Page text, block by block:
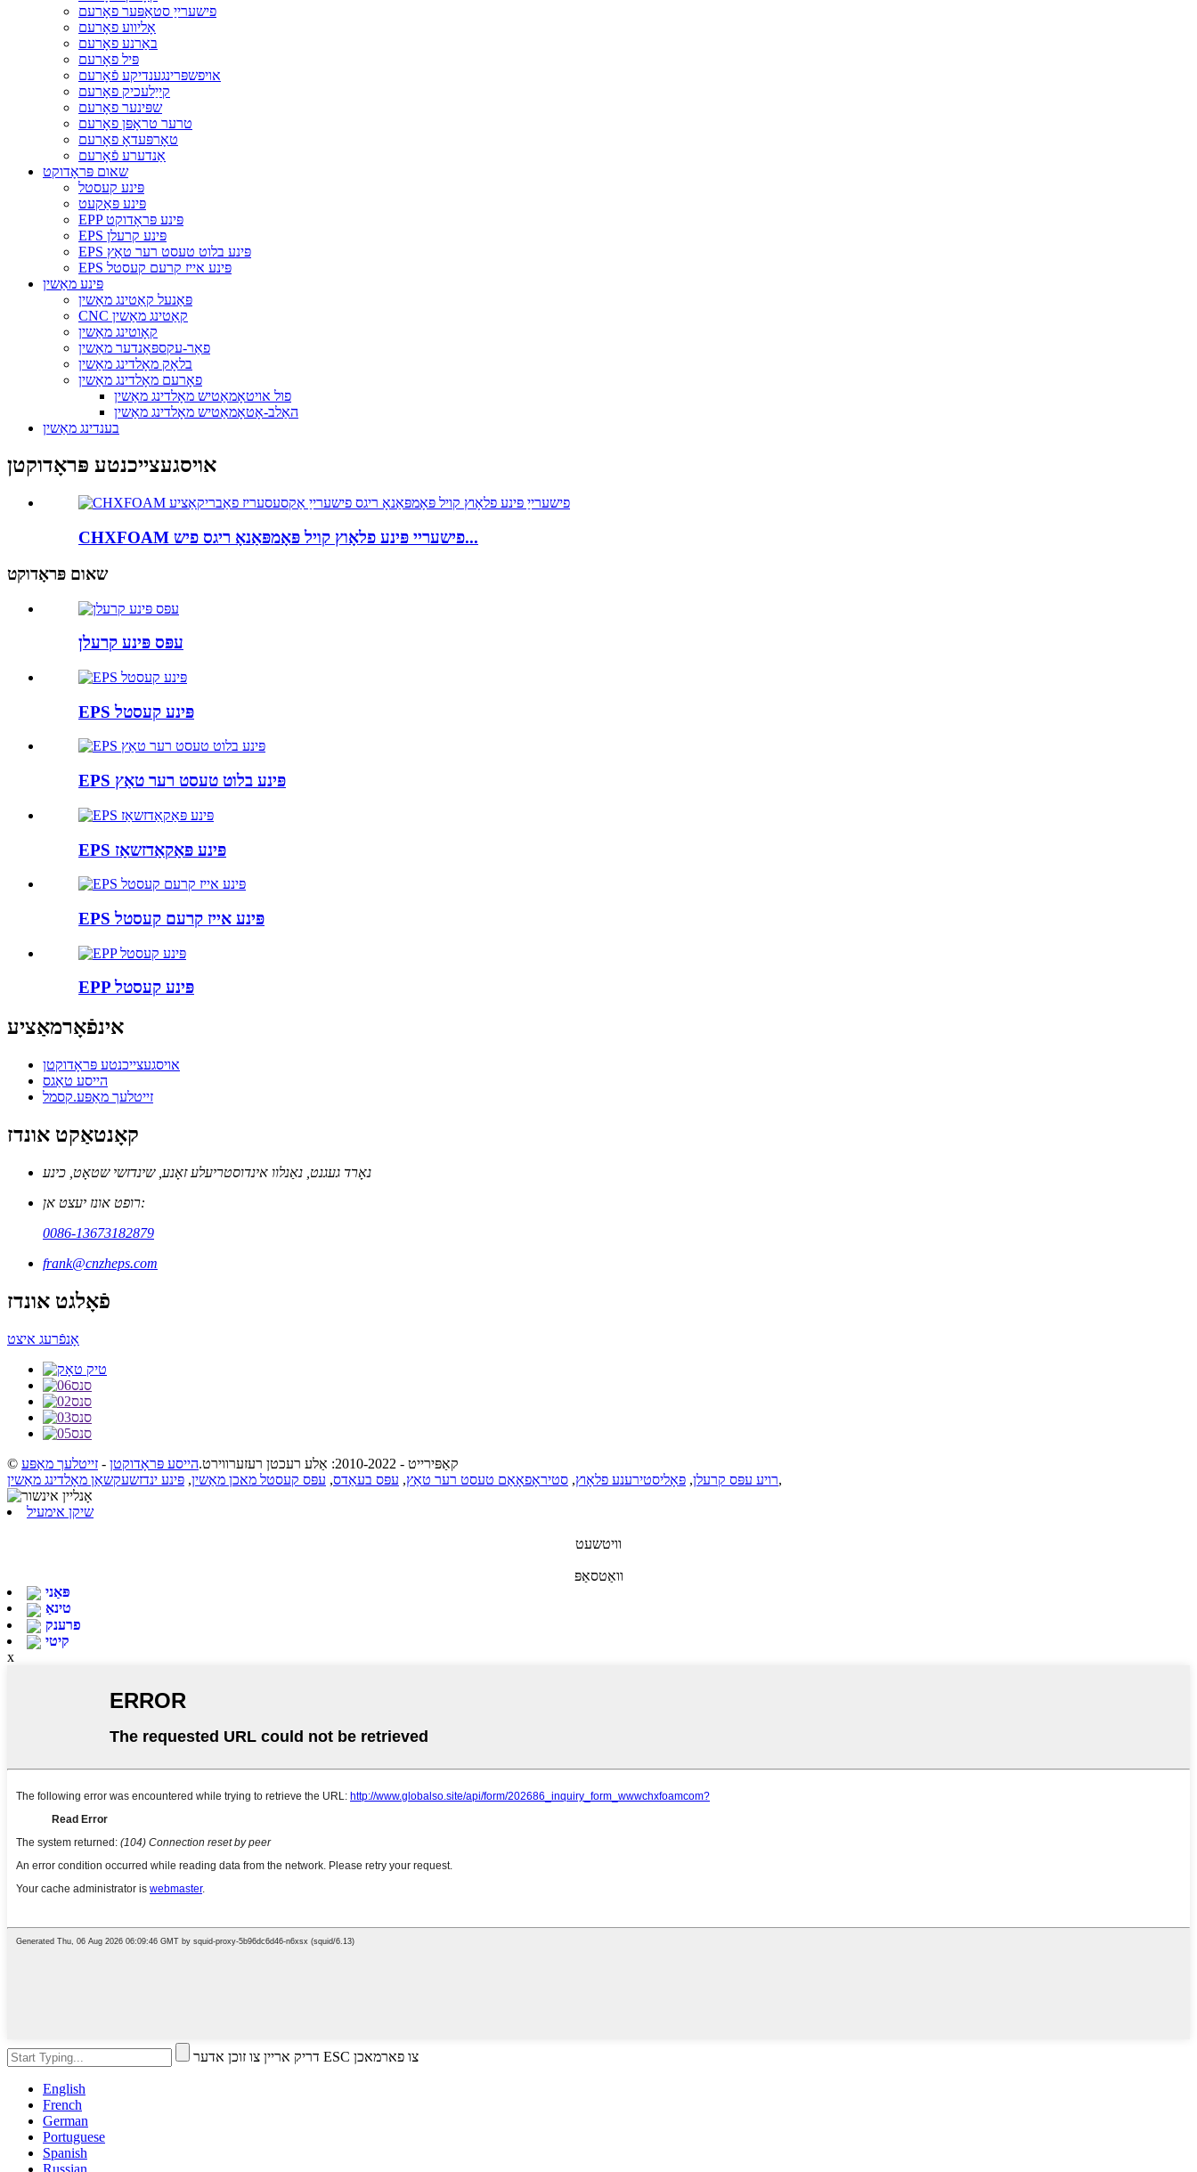
פישערייַ סטאַפּער פאָרעם
אָליווע פאָרעם
באַרנע פאָרעם
פּיל פאָרעם
אויפשפּרינגענדיקע פֿאָרעם
קייַלעכיק פאָרעם
שפּינער פאָרעם
טרער טראָפּן פאָרעם
טאָרפּעדאָ פאָרעם
אַנדערע פֿאָרעם
שאום פּראָדוקט
פּינע קעסטל
פּינע פּאַקעט
EPP פּינע פּראָדוקט
EPS פּינע קרעלן
EPS פּינע בלוט טעסט רער טאַץ
EPS פּינע אייז קרעם קעסטל
פּינע מאַשין
פּאַנעל קאַטינג מאַשין
CNC קאַטינג מאַשין
קאָוטינג מאַשין
פאַר-עקספּאַנדער מאַשין
בלאָק מאָלדינג מאַשין
פאָרעם מאָלדינג מאַשין
פול אויטאָמאַטיש מאָלדינג מאַשין
האַלב-אָטאָמאַטיש מאָלדינג מאַשין
בענדינג מאַשין
אויסגעצייכנטע פּראָדוקטן
CHXFOAM פישעריי פּינע פלאָוץ קויל פּאָמפּאַנאָ ריגס פיש...
שאום פּראָדוקט
עפּס פּינע קרעלן
EPS פּינע קעסטל
EPS פּינע בלוט טעסט רער טאַץ
EPS פּינע פּאַקאַדזשאַז
EPS פּינע אייז קרעם קעסטל
EPP פּינע קעסטל
אינפֿאָרמאַציע
אויסגעצייכנטע פּראָדוקטן
הייסע טאַגס
זייטלעך מאַפּע.קסמל
קאָנטאַקט אונדז
נאָרד געגנט, נאַנלוו אינדוסטריעלע זאָנע, שינדזשי שטאָט, כינע
רופט אונז יעצט אן:
0086-13673182879
frank@cnzheps.com
פֿאָלגט אונדז
אָנפֿרעג איצט
© קאַפּירייט - 2010-2022: אַלע רעכטן רעזערווירט. הייסע פּראָדוקטן - זייטלעך מאַפּע
רויע עפּס קרעלן, פּאָליסטירענע פלאָוץ, סטיראָפאָאַם טעסט רער טאַץ, עפּס בעאַדס, עפּס קעסטל מאכן מאַשין, פּינע ינדזשעקשאַן מאָלדינג מאַשין ,
שיקן אימעיל
וויטשעט
וואַטסאַפּ
פּאַני
טינאַ
פרענק
קיטי
x
דריק אריין צו זוכן אדער ESC צו פארמאכן
English
French
German
Portuguese
Spanish